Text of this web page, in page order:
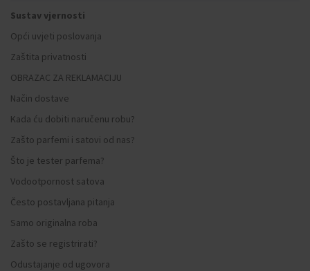
Sustav vjernosti
Opći uvjeti poslovanja
Zaštita privatnosti
OBRAZAC ZA REKLAMACIJU
Način dostave
Kada ću dobiti naručenu robu?
Zašto parfemi i satovi od nas?
Što je tester parfema?
Vodootpornost satova
Često postavljana pitanja
Samo originalna roba
Zašto se registrirati?
Odustajanje od ugovora